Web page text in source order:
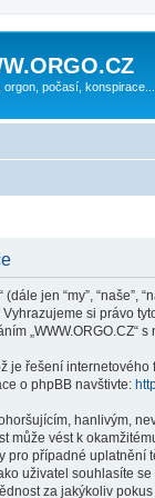
orgon, počasí, konspirace...
(dále jen “my”,
si právo
„WWW.ORGO.CZ“
je řešení
o phpBB navštivte:
hanlivým,
může vést k
případné uplatnění
uživatel souhlasíte
za jakýkoliv